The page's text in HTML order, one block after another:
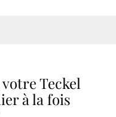
Teckel
à la fois